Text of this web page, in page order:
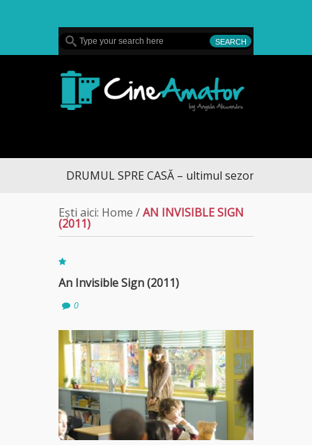
DRUMUL SPRE CASĂ – ultimul sezon te aduce la
Ești aici: Home /AN INVISIBLE SIGN
(2011)
An Invisible Sign (2011)
0